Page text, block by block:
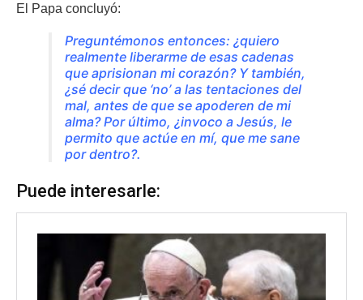
El Papa concluyó:
Preguntémonos entonces: ¿quiero
realmente liberarme de esas cadenas
que aprisionan mi corazón? Y también,
¿sé decir que ‘no’ a las tentaciones del
mal, antes de que se apoderen de mi
alma? Por último, ¿invoco a Jesús, le
permito que actúe en mí, que me sane
por dentro?.
Puede interesarle: